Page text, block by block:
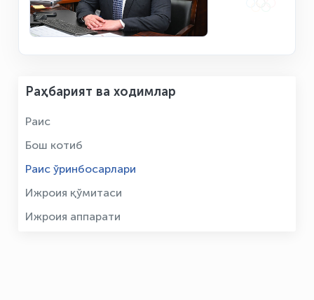
Раҳбарият ва ходимлар
Раис
Бош котиб
Раис ўринбосарлари
Ижроия қўмитаси
Ижроия аппарати